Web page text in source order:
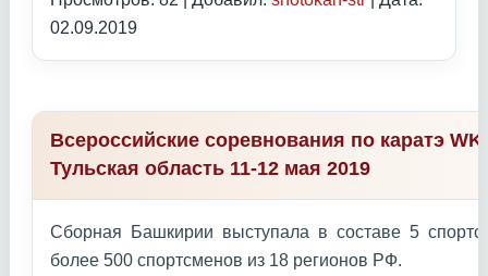
02.09.2019
Всероссийские соревнования по каратэ
Тульская область 11-12 мая 2019
Сборная Башкирии выступала в составе 5
более 500 спортсменов из 18 регионов РФ.